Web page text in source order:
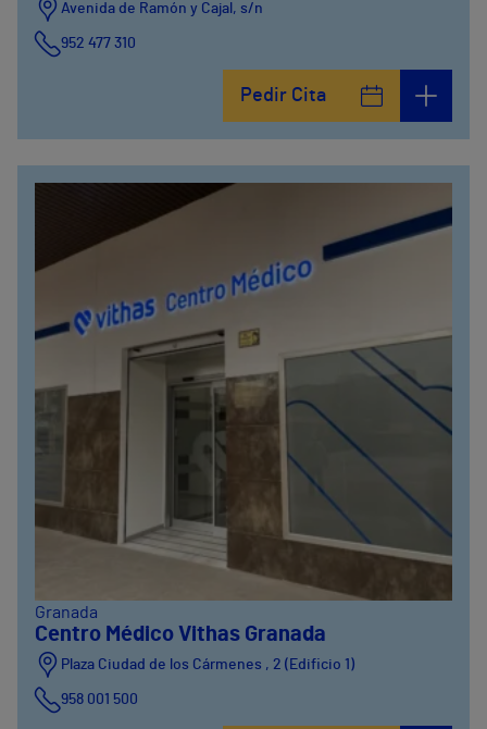
Avenida de Ramón y Cajal, s/n
952 477 310
Pedir Cita
Granada
Centro Médico Vithas Granada
Plaza Ciudad de los Cármenes , 2 (Edificio 1)
958 001 500